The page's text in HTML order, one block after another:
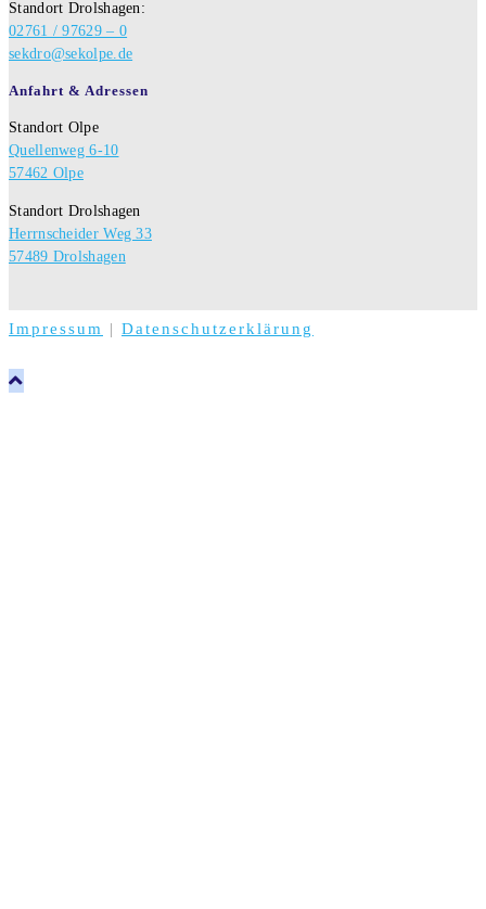
Standort Drolshagen:
02761 / 97629 – 0
sekdro@sekolpe.de
Anfahrt & Adressen
Standort Olpe
Quellenweg 6-10
57462 Olpe
Standort Drolshagen
Herrnscheider Weg 33
57489 Drolshagen
Impressum | Datenschutzerklärung